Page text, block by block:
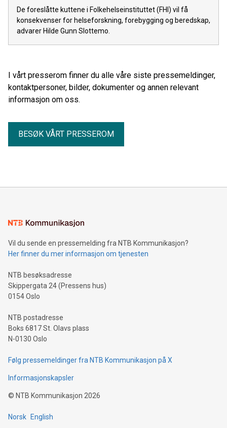
De foreslåtte kuttene i Folkehelseinstituttet (FHI) vil få
konsekvenser for helseforskning, forebygging og beredskap,
advarer Hilde Gunn Slottemo.
I vårt presserom finner du alle våre siste pressemeldinger,
kontaktpersoner, bilder, dokumenter og annen relevant
informasjon om oss.
BESØK VÅRT PRESSEROM
Vil du sende en pressemelding fra NTB Kommunikasjon?
Her finner du mer informasjon om tjenesten
NTB besøksadresse
Skippergata 24 (Pressens hus)
0154 Oslo
NTB postadresse
Boks 6817 St. Olavs plass
N-0130 Oslo
Følg pressemeldinger fra NTB Kommunikasjon på X
Informasjonskapsler
© NTB Kommunikasjon 2026
Norsk English